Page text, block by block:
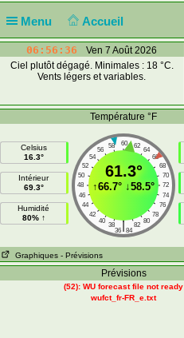
Menu Accueil
06:56:36
Ven 7 Août 2026
Ciel plutôt dégagé. Minimales : 18 °C.
Vents légers et variables.
Température °F
Celsius
16.3°
Intérieur
69.3°
Humidité
80% ↑
60
58 62
56
64
54
66
52
68
50
70
48
72
46
74
44
76
42
78
40
80
38 82
|
36 84
61.3°
↑66.7° ↓58.5°
Graphiques - Prévisions
Prévisions
(52): WU forecast file not ready
wufct_fr-FR_e.txt